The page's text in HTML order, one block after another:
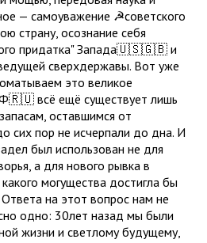
— самоуважение ☭советского
страну, осознание себя
придатка" Запада🇺🇸🇬🇧 и
сверхдержавы. Вот уже
это великое
всё ещё существует лишь
оставшимся от
сих пор не исчерпали до дна. И
был использован не для
а для нового рывка в
могущества достигла бы
на этот вопрос нам не
одно: 30лет назад мы были
жизни и светлому будущему,